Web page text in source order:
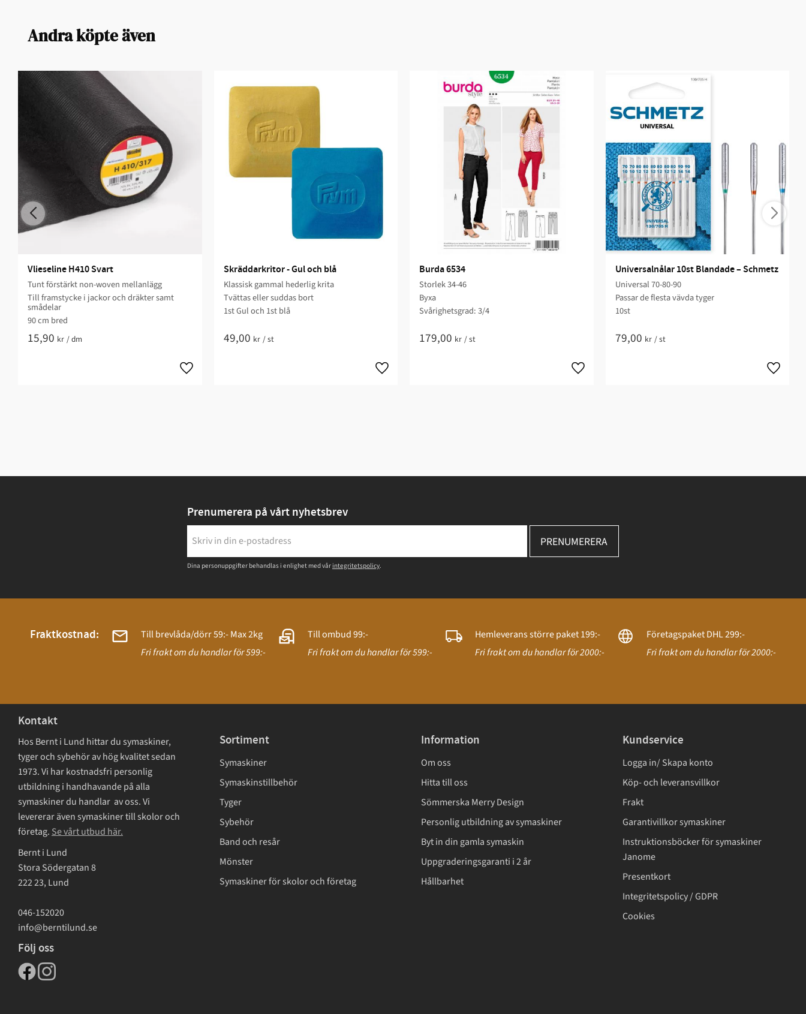
Andra köpte även
Vlieseline H410 Svart
Tunt förstärkt non-woven mellanlägg
Till framstycke i jackor och dräkter samt
smådelar
90 cm bred
15,90 kr /dm
Skräddarkritor - Gul och blå
Klassisk gammal hederlig krita
Tvättas eller suddas bort
1st Gul och 1st blå
49,00 kr /st
Burda 6534
Storlek 34-46
Byxa
Svårighetsgrad: 3/4​
179,00 kr /st
Universalnålar 10st Blandade – Schmetz
Universal 70-80-90
Passar de flesta vävda tyger
10st
79,00 kr /st
Prenumerera på vårt nyhetsbrev
PRENUMERERA
Dina personuppgifter behandlas i enlighet med vår integritetspolicy.
Fraktkostnad:
Till brevlåda/dörr 59:- Max 2kg
Fri frakt om du handlar för 599:-
Till ombud 99:-
Fri frakt om du handlar för 599:-
Hemleverans större paket 199:-
Fri frakt om du handlar för 2000:-
Företagspaket DHL 299:-
Fri frakt om du handlar för 2000:-
Kontakt
Hos Bernt i Lund hittar du symaskiner,
tyger och sybehör av hög kvalitet sedan
1973. Vi har kostnadsfri personlig
utbildning i handhavande på alla
symaskiner du handlar av oss. Vi
levererar även symaskiner till skolor och
företag. Se vårt utbud här.
Bernt i Lund
Stora Södergatan 8
222 23, Lund
046-152020
info@berntilund.se
Följ oss
Sortiment
Symaskiner
Symaskinstillbehör
Tyger
Sybehör
Band och resår
Mönster
Symaskiner för skolor och företag
Information
Om oss
Hitta till oss
Sömmerska Merry Design
Personlig utbildning av symaskiner
Byt in din gamla symaskin
Uppgraderingsgaranti i 2 år
Hållbarhet
Kundservice
Logga in/ Skapa konto
Köp- och leveransvillkor
Frakt
Garantivillkor symaskiner
Instruktionsböcker för symaskiner
Janome
Presentkort
Integritetspolicy / GDPR
Cookies